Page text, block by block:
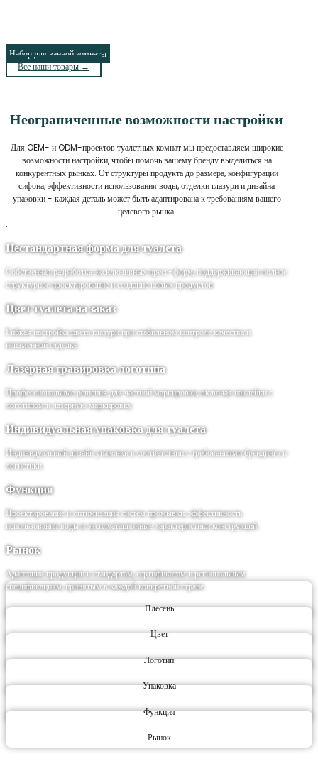
Набор для ванной комнаты
Все наши товары →
Неограниченные возможности настройки
Для OEM- и ODM-проектов туалетных комнат мы предоставляем широкие
возможности настройки, чтобы помочь вашему бренду выделиться на
конкурентных рынках. От структуры продукта до размера, конфигурации
сифона, эффективности использования воды, отделки глазури и дизайна
упаковки - каждая деталь может быть адаптирована к требованиям вашего
целевого рынка.
.
Нестандартная форма для туалета
Собственная разработка эксклюзивных пресс-форм, поддерживающая полное
структурное проектирование и создание новых продуктов.
Цвет туалета на заказ
Гибкая настройка цвета глазури при стабильном контроле качества и
неизменной отделке.
Лазерная гравировка логотипа
Профессиональные решения для частной маркировки, включая наклейки с
логотипом и лазерную маркировку.
Индивидуальная упаковка для туалета
Индивидуальный дизайн упаковки в соответствии с требованиями брендинга и
логистики.
Функция
Проектирование и оптимизация систем промывки, эффективность
использования воды и эксплуатационные характеристики конструкций.
Рынок
Адаптация продукции к стандартам, сертификатам и региональным
спецификациям, принятым в каждой конкретной стране.
Плесень
Цвет
Логотип
Упаковка
Функция
Рынок